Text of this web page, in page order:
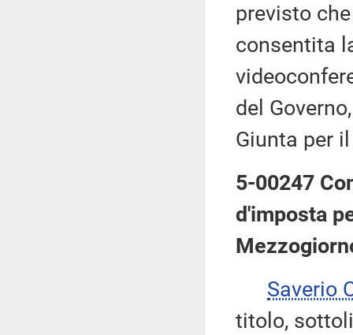
previsto
consentita
del
Giunta per
5-00247
d'imposta
Saverio
titolo,